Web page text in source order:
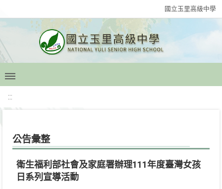
國立玉里高級中學
:::
公告彙整
衛生福利部社會及家庭署辦理111年度臺灣女孩
日系列宣導活動